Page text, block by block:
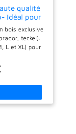
qualité
Idéal pour
(Carlo M)
bois exclusive
teckel).
L et XL) pour
d'extérieur
robuste et de
capuchons
Cela évite le